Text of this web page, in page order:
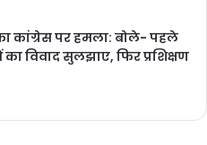
कांग्रेस पर हमला: बोले- पहले
विवाद सुलझाए, फिर प्रशिक्षण